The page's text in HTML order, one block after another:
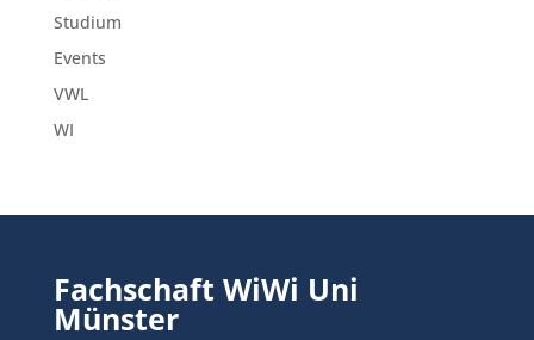
Studium
Events
VWL
WI
Fachschaft WiWi Uni
Münster